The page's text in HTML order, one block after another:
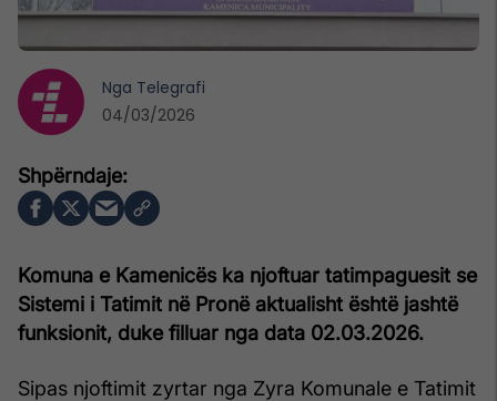
Komuna e Kamenicës ka njoftuar tatimpaguesit se
Sistemi i Tatimit në Pronë aktualisht është jashtë
funksionit, duke filluar nga data 02.03.2026.
Sipas njoftimit zyrtar nga Zyra Komunale e Tatimit
Nga Telegrafi
04/03/2026